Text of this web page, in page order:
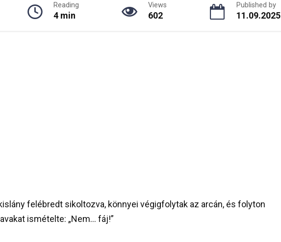
Reading
4 min
Views
602
Published by
11.09.2025
felébredt sikoltozva, könnyei végigfolytak az arcán, és folyton
ismételte: „Nem… fáj!”